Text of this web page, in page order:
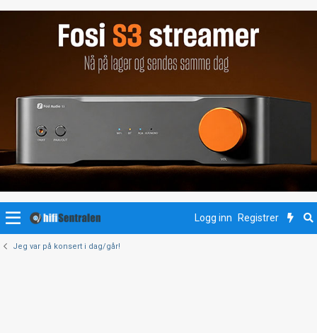
Logg inn Registrer
Jeg var på konsert i dag/går!